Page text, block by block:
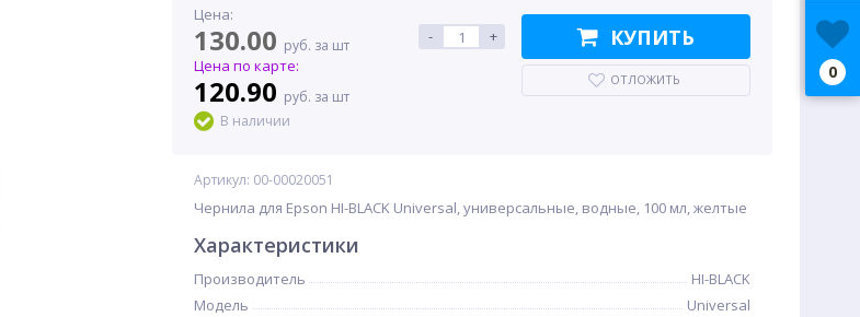
Цена:
130.00 руб. за шт
Цена по карте:
120.90 руб. за шт
В наличии
- + КУПИТЬ
ОТЛОЖИТЬ
Артикул: 00-00020051
Чернила для Epson HI-BLACK Universal, универсальные, водные, 100 мл, желтые
Характеристики
Производитель
HI-BLACK
Модель
Universal
0